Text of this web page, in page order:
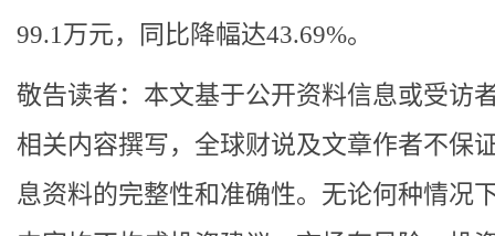
99.1万元，同比降幅达43.69%。
敬告读者：本文基于公开资料信息或受访
相关内容撰写，全球财说及文章作者不保
息资料的完整性和准确性。无论何种情况